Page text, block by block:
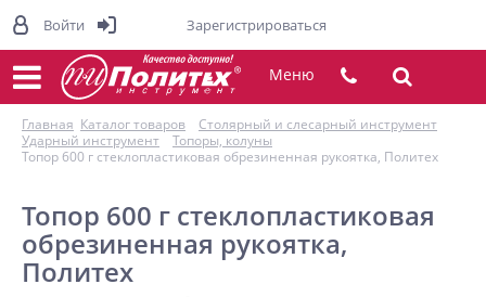
Меню
Главная Каталог товаров
Столярный и слесарный инструмент
Ударный инструмент
Топоры, колуны
Топор 600 г стеклопластиковая обрезиненная рукоятка, Политех
Топор 600 г стеклопластиковая
обрезиненная рукоятка,
Политех
Войти Зарегистрироваться